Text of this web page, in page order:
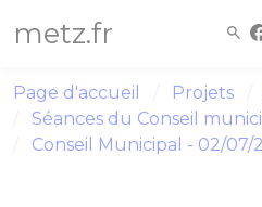
metz.fr
Page d'accueil Projets
Séances du Conseil
Conseil Municipal - 02/07/